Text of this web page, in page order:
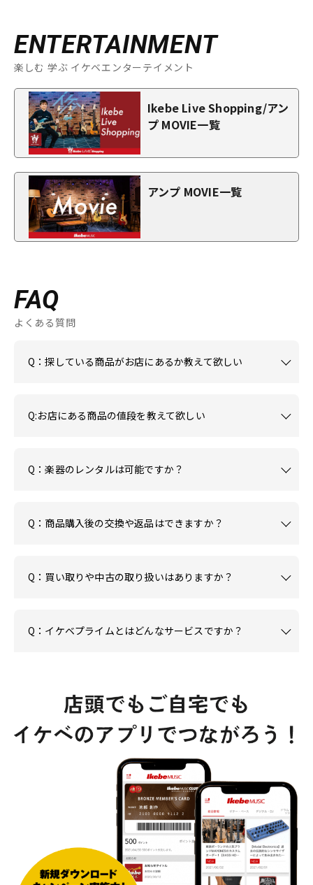
ENTERTAINMENT
楽しむ 学ぶ イケベエンターテイメント
Ikebe Live Shopping/アン
プ MOVIE一覧
アンプ MOVIE一覧
FAQ
よくある質問
Q：探している商品がお店にあるか教えて欲しい
Q:お店にある商品の値段を教えて欲しい
Q：楽器のレンタルは可能ですか？
Q：商品購入後の交換や返品はできますか？
Q：買い取りや中古の取り扱いはありますか？
Q：イケベプライムとはどんなサービスですか？